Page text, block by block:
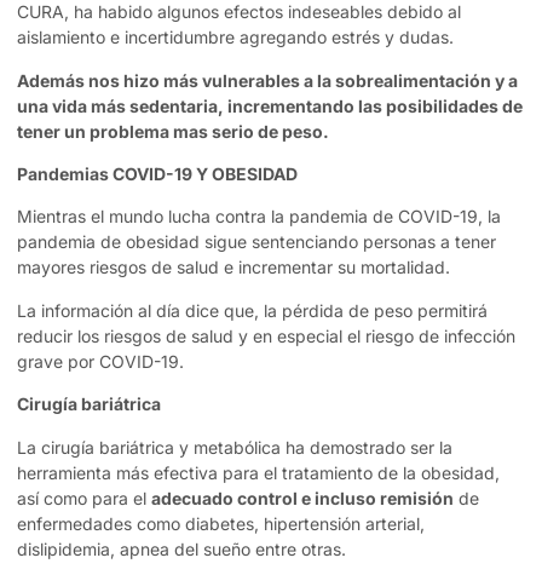
CURA, ha habido algunos efectos indeseables debido al
aislamiento e incertidumbre agregando estrés y dudas.
Además nos hizo más vulnerables a la sobrealimentación y a
una vida más sedentaria, incrementando las posibilidades de
tener un problema mas serio de peso.
Pandemias COVID-19 Y OBESIDAD
Mientras el mundo lucha contra la pandemia de COVID-19, la
pandemia de obesidad sigue sentenciando personas a tener
mayores riesgos de salud e incrementar su mortalidad.
La información al día dice que, la pérdida de peso permitirá
reducir los riesgos de salud y en especial el riesgo de infección
grave por COVID-19.
Cirugía bariátrica
La cirugía bariátrica y metabólica ha demostrado ser la
herramienta más efectiva para el tratamiento de la obesidad,
así como para el adecuado control e incluso remisión de
enfermedades como diabetes, hipertensión arterial,
dislipidemia, apnea del sueño entre otras.